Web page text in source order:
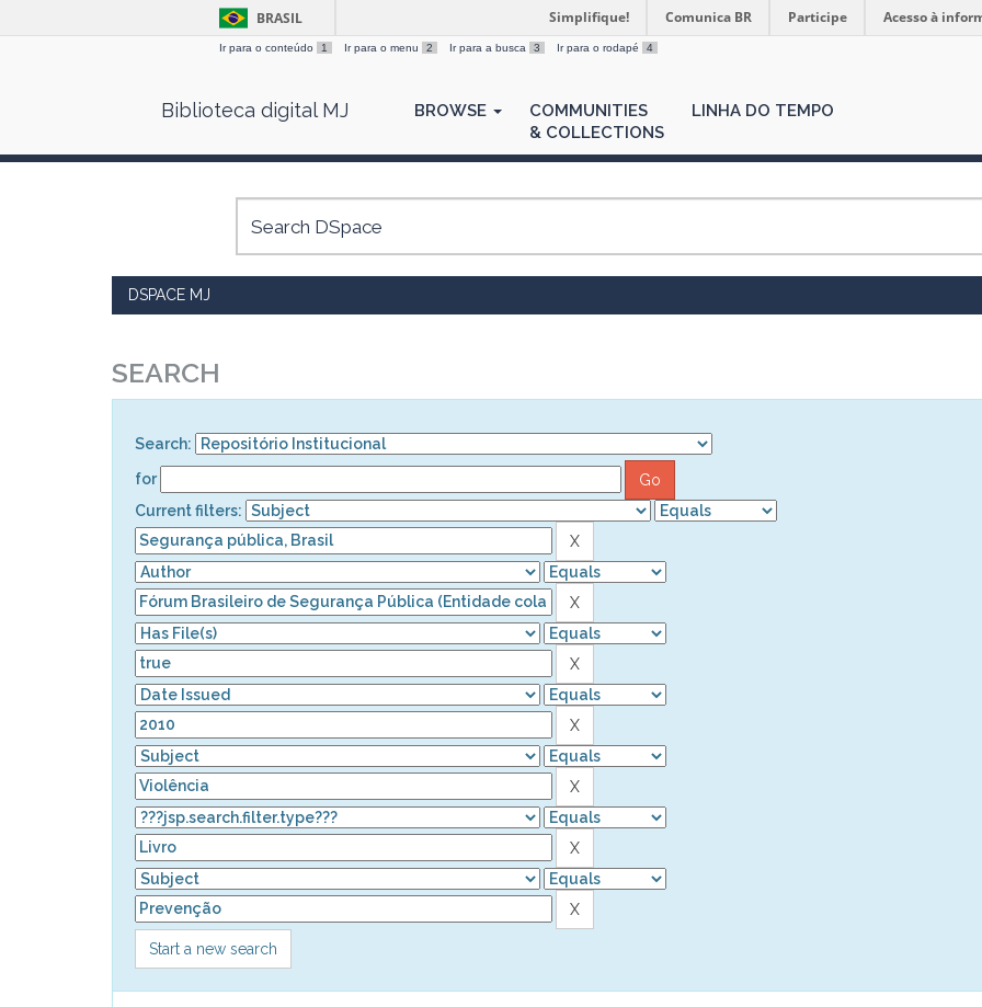
BRASIL Simplifique! Comunica BR Participe Acesso à
Ir para o conteúdo 1 Ir para o menu 2 Ir para a busca 3 Ir para o rodapé 4
Biblioteca digital MJ BROWSE
COMMUNITIES
& COLLECTIONS
LINHA DO TEMPO
DSPACE MJ
SEARCH
Search:
for
Current filters:
Start a new search